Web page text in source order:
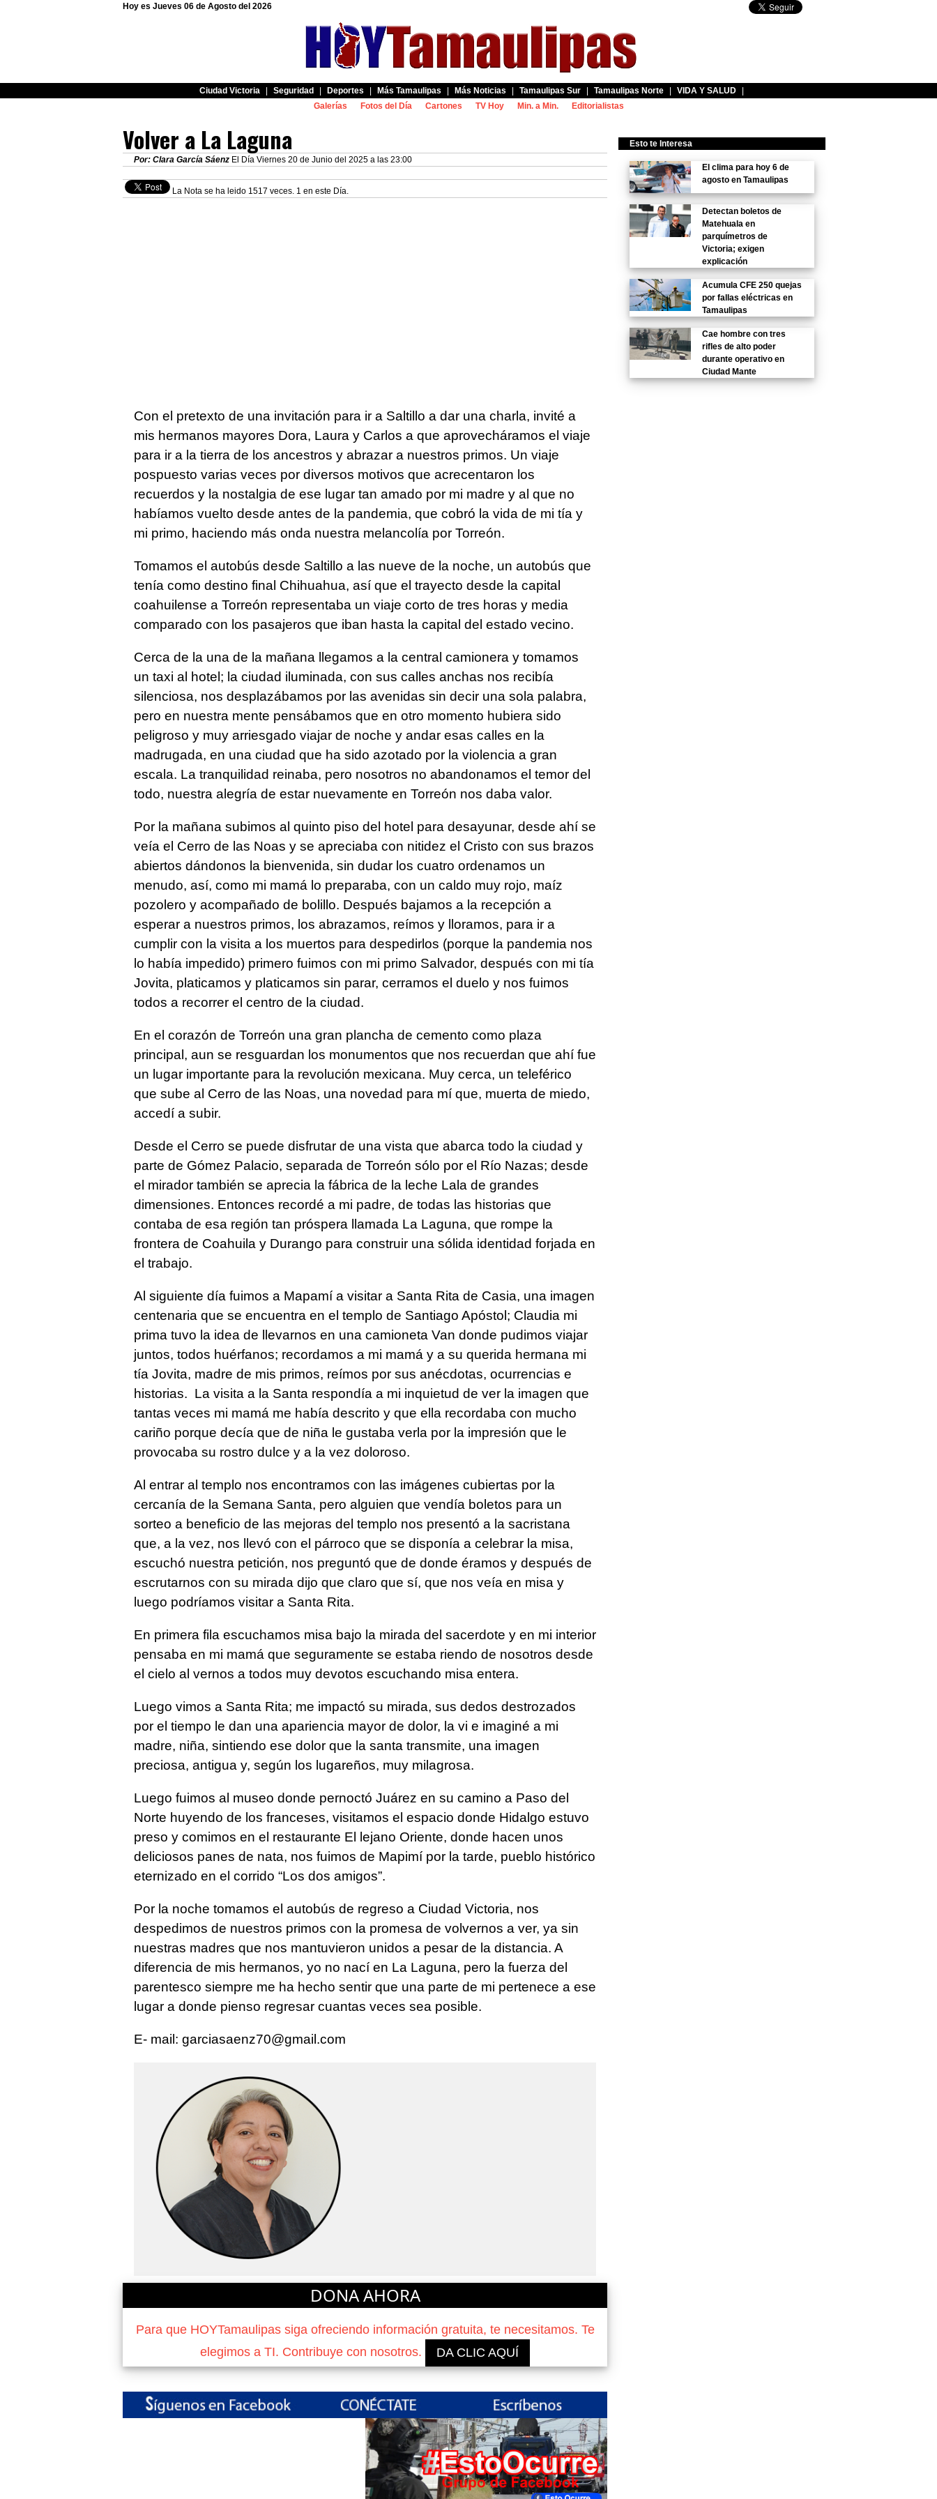
Hoy es Jueves 06 de Agosto del 2026
Ciudad Victoria Seguridad Deportes Más Tamaulipas Más Noticias Tamaulipas Sur Tamaulipas Norte VIDA Y SALUD
Galerías
Fotos del Día Cartones TV Hoy Min. a Min. Editorialistas
Volver a La Laguna
Por: Clara García Sáenz El Día Viernes 20 de Junio del 2025 a las 23:00
La Nota se ha leido 1517 veces. 1 en este Día.
Con el pretexto de una invitación para ir a Saltillo a dar una charla, invité a
mis hermanos mayores Dora, Laura y Carlos a que aprovecháramos el viaje
para ir a la tierra de los ancestros y abrazar a nuestros primos. Un viaje
pospuesto varias veces por diversos motivos que acrecentaron los
recuerdos y la nostalgia de ese lugar tan amado por mi madre y al que no
habíamos vuelto desde antes de la pandemia, que cobró la vida de mi tía y
mi primo, haciendo más onda nuestra melancolía por Torreón.
Tomamos el autobús desde Saltillo a las nueve de la noche, un autobús que
tenía como destino final Chihuahua, así que el trayecto desde la capital
coahuilense a Torreón representaba un viaje corto de tres horas y media
comparado con los pasajeros que iban hasta la capital del estado vecino.
Cerca de la una de la mañana llegamos a la central camionera y tomamos
un taxi al hotel; la ciudad iluminada, con sus calles anchas nos recibía
silenciosa, nos desplazábamos por las avenidas sin decir una sola palabra,
pero en nuestra mente pensábamos que en otro momento hubiera sido
peligroso y muy arriesgado viajar de noche y andar esas calles en la
madrugada, en una ciudad que ha sido azotado por la violencia a gran
escala. La tranquilidad reinaba, pero nosotros no abandonamos el temor del
todo, nuestra alegría de estar nuevamente en Torreón nos daba valor.
Por la mañana subimos al quinto piso del hotel para desayunar, desde ahí se
veía el Cerro de las Noas y se apreciaba con nitidez el Cristo con sus brazos
abiertos dándonos la bienvenida, sin dudar los cuatro ordenamos un
menudo, así, como mi mamá lo preparaba, con un caldo muy rojo, maíz
pozolero y acompañado de bolillo. Después bajamos a la recepción a
esperar a nuestros primos, los abrazamos, reímos y lloramos, para ir a
cumplir con la visita a los muertos para despedirlos (porque la pandemia nos
lo había impedido) primero fuimos con mi primo Salvador, después con mi tía
Jovita, platicamos y platicamos sin parar, cerramos el duelo y nos fuimos
todos a recorrer el centro de la ciudad.
En el corazón de Torreón una gran plancha de cemento como plaza
principal, aun se resguardan los monumentos que nos recuerdan que ahí fue
un lugar importante para la revolución mexicana. Muy cerca, un teleférico
que sube al Cerro de las Noas, una novedad para mí que, muerta de miedo,
accedí a subir.
Desde el Cerro se puede disfrutar de una vista que abarca todo la ciudad y
parte de Gómez Palacio, separada de Torreón sólo por el Río Nazas; desde
el mirador también se aprecia la fábrica de la leche Lala de grandes
dimensiones. Entonces recordé a mi padre, de todas las historias que
contaba de esa región tan próspera llamada La Laguna, que rompe la
frontera de Coahuila y Durango para construir una sólida identidad forjada en
el trabajo.
Al siguiente día fuimos a Mapamí a visitar a Santa Rita de Casia, una imagen
centenaria que se encuentra en el templo de Santiago Apóstol; Claudia mi
prima tuvo la idea de llevarnos en una camioneta Van donde pudimos viajar
juntos, todos huérfanos; recordamos a mi mamá y a su querida hermana mi
tía Jovita, madre de mis primos, reímos por sus anécdotas, ocurrencias e
historias. La visita a la Santa respondía a mi inquietud de ver la imagen que
tantas veces mi mamá me había descrito y que ella recordaba con mucho
cariño porque decía que de niña le gustaba verla por la impresión que le
provocaba su rostro dulce y a la vez doloroso.
Al entrar al templo nos encontramos con las imágenes cubiertas por la
cercanía de la Semana Santa, pero alguien que vendía boletos para un
sorteo a beneficio de las mejoras del templo nos presentó a la sacristana
que, a la vez, nos llevó con el párroco que se disponía a celebrar la misa,
escuchó nuestra petición, nos preguntó que de donde éramos y después de
escrutarnos con su mirada dijo que claro que sí, que nos veía en misa y
luego podríamos visitar a Santa Rita.
En primera fila escuchamos misa bajo la mirada del sacerdote y en mi interior
pensaba en mi mamá que seguramente se estaba riendo de nosotros desde
el cielo al vernos a todos muy devotos escuchando misa entera.
Luego vimos a Santa Rita; me impactó su mirada, sus dedos destrozados
por el tiempo le dan una apariencia mayor de dolor, la vi e imaginé a mi
madre, niña, sintiendo ese dolor que la santa transmite, una imagen
preciosa, antigua y, según los lugareños, muy milagrosa.
Luego fuimos al museo donde pernoctó Juárez en su camino a Paso del
Norte huyendo de los franceses, visitamos el espacio donde Hidalgo estuvo
preso y comimos en el restaurante El lejano Oriente, donde hacen unos
deliciosos panes de nata, nos fuimos de Mapimí por la tarde, pueblo histórico
eternizado en el corrido “Los dos amigos”.
Por la noche tomamos el autobús de regreso a Ciudad Victoria, nos
despedimos de nuestros primos con la promesa de volvernos a ver, ya sin
nuestras madres que nos mantuvieron unidos a pesar de la distancia. A
diferencia de mis hermanos, yo no nací en La Laguna, pero la fuerza del
parentesco siempre me ha hecho sentir que una parte de mi pertenece a ese
lugar a donde pienso regresar cuantas veces sea posible.
E- mail: garciasaenz70@gmail.com
DONA AHORA
Para que HOYTamaulipas siga ofreciendo información gratuita, te necesitamos. Te
elegimos a TI. Contribuye con nosotros.
DA CLIC AQUÍ
Esto te Interesa
El clima para hoy 6 de
agosto en Tamaulipas
Detectan boletos de
Matehuala en
parquímetros de
Victoria; exigen
explicación
Acumula CFE 250 quejas
por fallas eléctricas en
Tamaulipas
Cae hombre con tres
rifles de alto poder
durante operativo en
Ciudad Mante